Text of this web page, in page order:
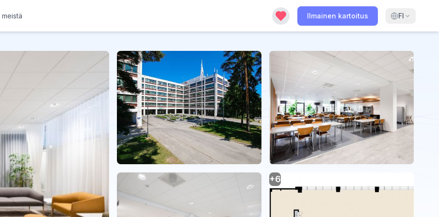
Ilmainen kartoitus FI
+6